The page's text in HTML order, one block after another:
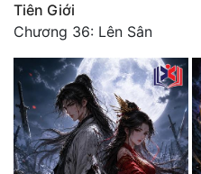
Tiên Giới
Chương 36: Lên Sân